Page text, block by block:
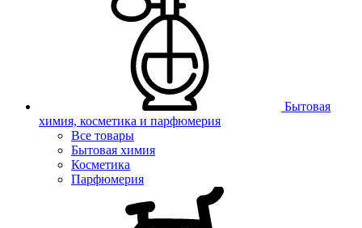
Бытовая
химия, косметика и парфюмерия
Все товары
Бытовая химия
Косметика
Парфюмерия